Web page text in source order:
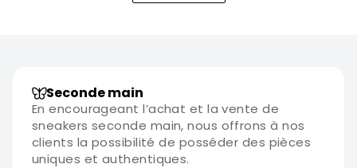
Seconde main
En encourageant l’achat et la vente de
sneakers seconde main, nous offrons à nos
clients la possibilité de posséder des pièces
uniques et authentiques.